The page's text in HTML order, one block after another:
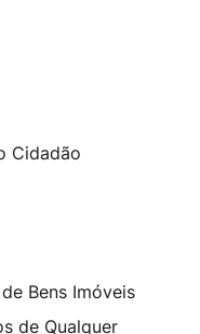
Cidadão
Bens Imóveis
de Qualquer